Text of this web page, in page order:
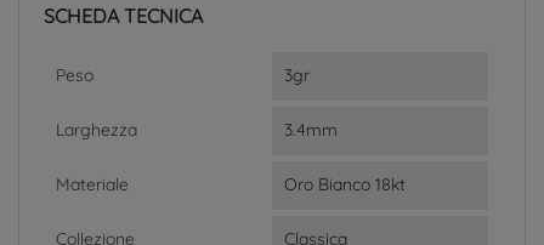
SCHEDA TECNICA
Peso 3gr
Larghezza 3.4mm
Materiale Oro Bianco 18kt
Collezione Classica